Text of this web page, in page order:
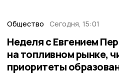
Общество Сегодня, 15:01
Неделя с Евгением
на топливном рынке,
приоритеты